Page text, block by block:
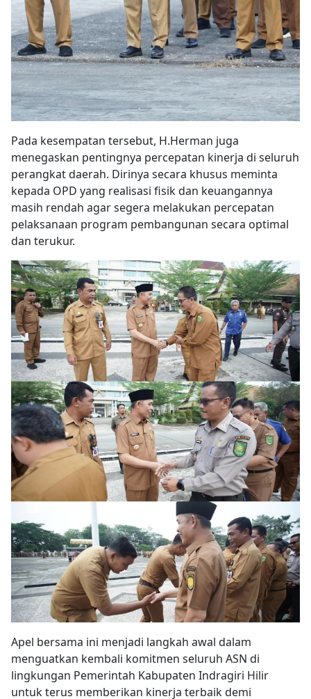
Pada kesempatan tersebut, H.Herman juga
menegaskan pentingnya percepatan kinerja di seluruh
perangkat daerah. Dirinya secara khusus meminta
kepada OPD yang realisasi fisik dan keuangannya
masih rendah agar segera melakukan percepatan
pelaksanaan program pembangunan secara optimal
dan terukur.
Apel bersama ini menjadi langkah awal dalam
menguatkan kembali komitmen seluruh ASN di
lingkungan Pemerintah Kabupaten Indragiri Hilir
untuk terus memberikan kinerja terbaik demi